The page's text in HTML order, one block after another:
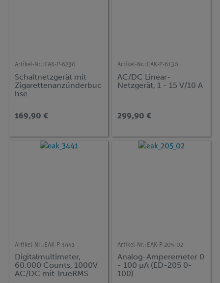
Artikel-Nr.: EAK-P-6230
Schaltnetzgerät mit
Zigarettenanzünderbuc
hse
169,90 €
Artikel-Nr.: EAK-P-6130
AC/DC Linear-
Netzgerät, 1 - 15 V/10 A
299,90 €
Artikel-Nr.: EAK-P-3441
Digitalmultimeter,
60.000 Counts, 1000V
AC/DC mit TrueRMS
Artikel-Nr.: EAK-P-205-02
Analog-Amperemeter 0
- 100 µA (ED-205 0-
100)